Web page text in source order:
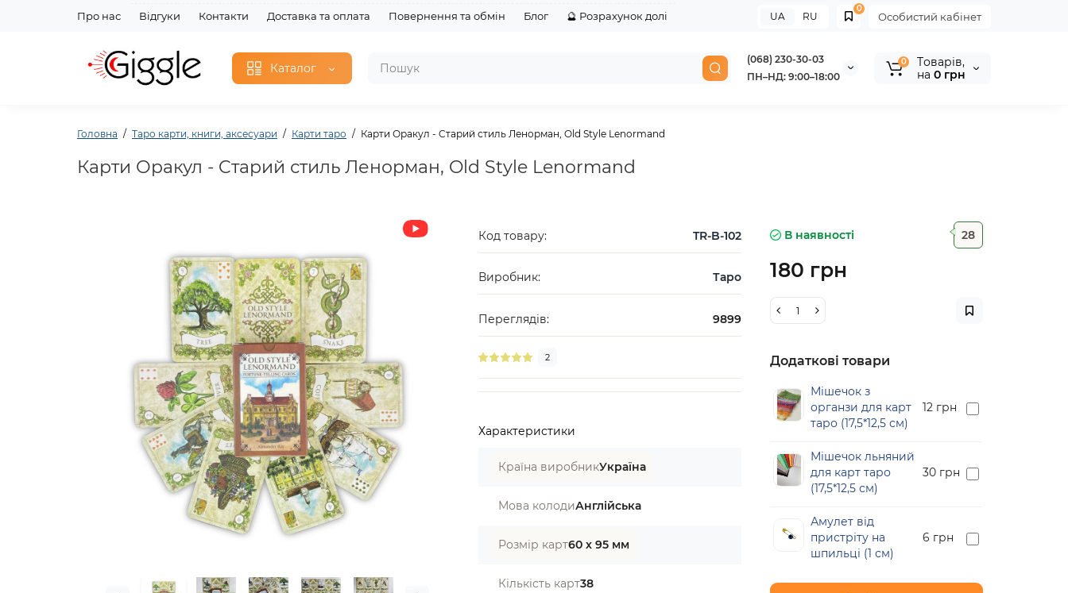
Про нас Відгуки Контакти Доставка та оплата Повернення та обмін Блог 🔮 Розрахунок долі Особистий кабінет
0
UA RU
Каталог
(068) 230-30-03
ПН–НД: 9:00–18:00
0
Tоварів,
на 0 грн
Головна Таро карти, книги, аксесуари Карти таро Карти Оракул - Cтарий стиль Ленорман, Old Style Lenormand
Карти Оракул - Cтарий стиль Ленорман, Old Style Lenormand
Код товару: TR-B-102
Виробник: Таро
Переглядів: 9899
2
Характеристики
Країна виробникУкраїна
Мова колодиАнглійська
Розмір карт60 х 95 мм
Кількість карт38
В наявності 28
180 грн
Додаткові товари
Мішечок з
органзи для карт
таро (17,5*12,5 см)
12 грн
Мішечок льняний
для карт таро
(17,5*12,5 см)
30 грн
Амулет від
пристріту на
шпильці (1 см)
6 грн